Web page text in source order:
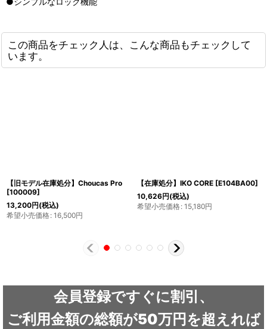
この商品をチェック人は、こんな商品もチェックして
います。
【旧モデル在庫処分】Choucas Pro
[100009]
13,200円(税込)
希望小売価格: 16,500円
【在庫処分】IKO CORE [E104BA00]
10,626円(税込)
希望小売価格: 15,180円
会員登録ですぐに割引、
ご利用金額の総額が50万円を超えれば